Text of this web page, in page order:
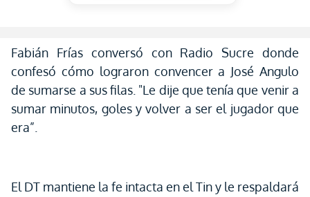
Fabián Frías conversó con Radio Sucre donde
confesó cómo lograron convencer a José Angulo
de sumarse a sus filas. "Le dije que tenía que venir a
sumar minutos, goles y volver a ser el jugador que
era”.
El DT mantiene la fe intacta en el Tin y le respaldará